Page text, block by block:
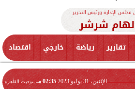
مجلس الإدارة ورئيس التحرير
شرشر
تقارير رياضة خارجي اقتصاد
الإثنين، 31 يوليو 2023 02:35 مـ بتوقيت القاهرة